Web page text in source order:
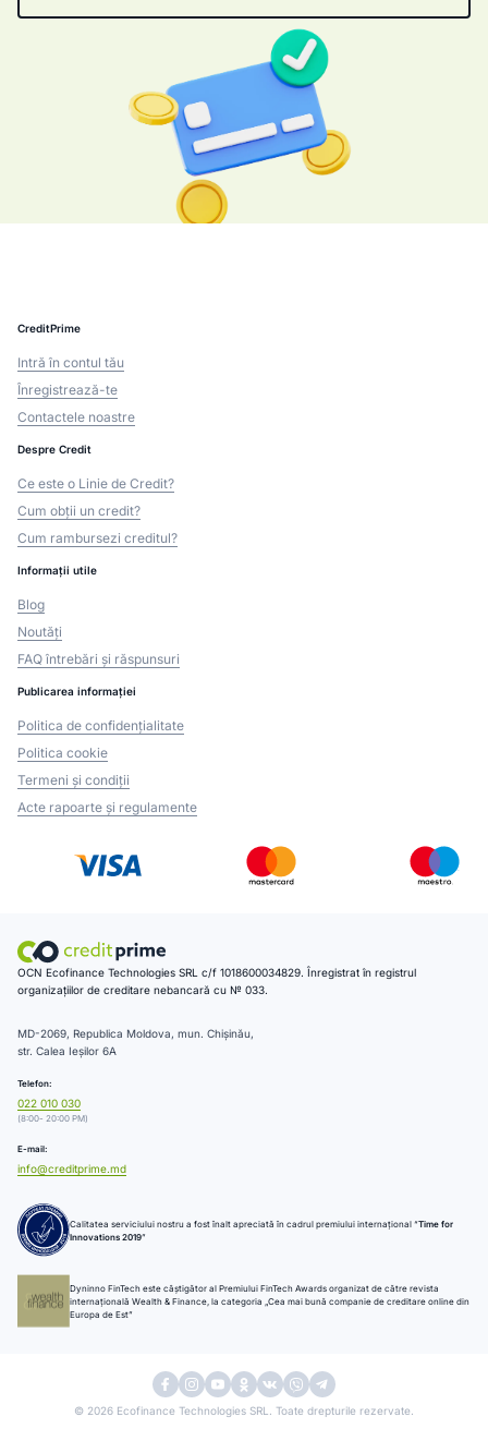
CreditPrime
Intră în contul tău
Înregistrează-te
Contactele noastre
Despre Credit
Ce este o Linie de Credit?
Cum obții un credit?
Cum rambursezi creditul?
Informații utile
Blog
Noutăți
FAQ întrebări și răspunsuri
Publicarea informației
Politica de confidențialitate
Politica cookie
Termeni și condiții
Acte rapoarte și regulamente
OCN Ecofinance Technologies SRL c/f 1018600034829. Înregistrat în registrul
organizațiilor de creditare nebancară cu № 033.
MD-2069, Republica Moldova, mun. Chișinău,
str. Calea Ieșilor 6A
Telefon:
022 010 030
(8:00- 20:00 PM)
E-mail:
info@creditprime.md
Calitatea serviciului nostru a fost înalt apreciată în cadrul premiului internațional “Time for
Innovations 2019”
Dyninno FinTech este câștigător al Premiului FinTech Awards organizat de către revista
internațională Wealth & Finance, la categoria „Cea mai bună companie de creditare online din
Europa de Est”
© 2026 Ecofinance Technologies SRL. Toate drepturile rezervate.